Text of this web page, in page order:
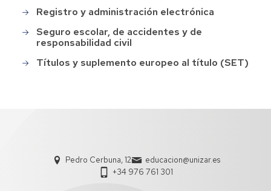
Registro y administración electrónica
Seguro escolar, de accidentes y de
responsabilidad civil
Títulos y suplemento europeo al título (SET)
Pedro Cerbuna, 12
educacion@unizar.es
+34 976 761 301